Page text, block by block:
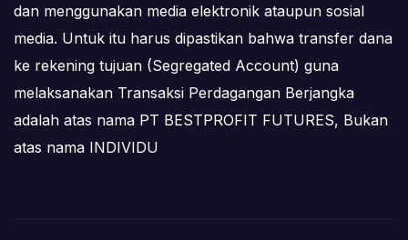
dan menggunakan media elektronik ataupun sosial
media. Untuk itu harus dipastikan bahwa transfer dana
ke rekening tujuan (Segregated Account) guna
melaksanakan Transaksi Perdagangan Berjangka
adalah atas nama PT BESTPROFIT FUTURES, Bukan
atas nama INDIVIDU